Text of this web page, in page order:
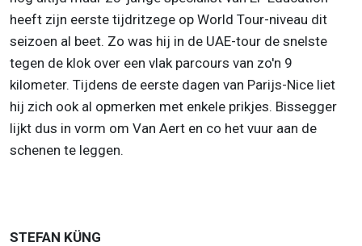
heeft zijn eerste tijdritzege op World Tour-niveau dit
seizoen al beet. Zo was hij in de UAE-tour de snelste
tegen de klok over een vlak parcours van zo'n 9
kilometer. Tijdens de eerste dagen van Parijs-Nice liet
hij zich ook al opmerken met enkele prikjes. Bissegger
lijkt dus in vorm om Van Aert en co het vuur aan de
schenen te leggen.
STEFAN KÜNG